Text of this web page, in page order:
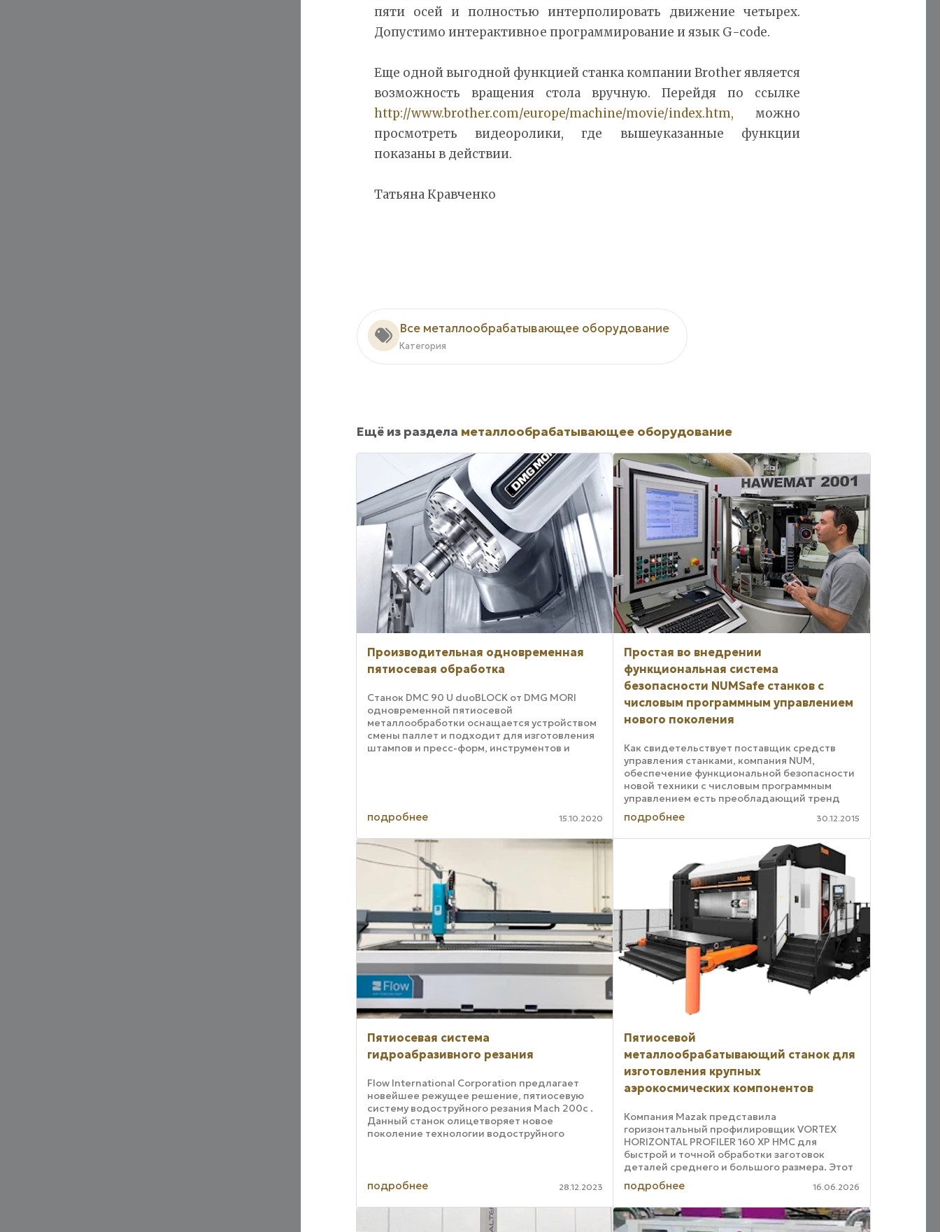
пяти осей и полностью интерполировать движение четырех.
Допустимо интерактивное программирование и язык G-code.
Еще одной выгодной функцией станка компании Brother является
возможность вращения стола вручную. Перейдя по ссылке
http://www.brother.com/europe/machine/movie/index.htm, можно
просмотреть видеоролики, где вышеуказанные функции
показаны в действии.
Татьяна Кравченко
Все металлообрабатывающее оборудование
Категория
Ещё из раздела металлообрабатывающее оборудование
Производительная одновременная
пятиосевая обработка
Станок DMC 90 U duoBLOCK от DMG MORI
одновременной пятиосевой
металлообработки оснащается устройством
смены паллет и подходит для изготовления
штампов и пресс-форм, инструментов и
подробнее 15.10.2020
Простая во внедрении
функциональная система
безопасности NUMSafe станков с
числовым программным управлением
нового поколения
Как свидетельствует поставщик средств
управления станками, компания NUM,
обеспечение функциональной безопасности
новой техники с числовым программным
управлением есть преобладающий тренд
рынка металлообрабатывающего
оборудования. В 2015 году ...
подробнее 30.12.2015
Пятиосевая система
гидроабразивного резания
Flow International Corporation предлагает
новейшее режущее решение, пятиосевую
систему водоструйного резания Mach 200c .
Данный станок олицетворяет новое
поколение технологии водоструйного
подробнее 28.12.2023
Пятиосевой
металлообрабатывающий станок для
изготовления крупных
аэрокосмических компонентов
Компания Mazak представила
горизонтальный профилировщик VORTEX
HORIZONTAL PROFILER 160 XP HMC для
быстрой и точной обработки заготовок
деталей среднего и большого размера. Этот
станок с рабочим столом размером 125 на 400
сантиметров и максимальной ...
подробнее 16.06.2026